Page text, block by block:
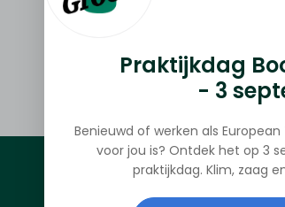
Praktijkdag
- 3
Benieuwd of werken als European
voor jou is? Ontdek het op 3
praktijkdag. Klim, zaag